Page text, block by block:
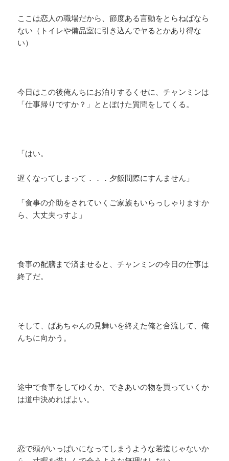
ここは恋人の職場だから、節度ある言動をとらねばなら
ない（トイレや備品室に引き込んでヤるとかあり得な
い）
今日はこの後俺んちにお泊りするくせに、チャンミンは
「仕事帰りですか？」ととぼけた質問をしてくる。
「はい。
遅くなってしまって．．．夕飯間際にすんません」
「食事の介助をされていくご家族もいらっしゃりますか
ら、大丈夫っすよ」
食事の配膳まで済ませると、チャンミンの今日の仕事は
終了だ。
そして、ばあちゃんの見舞いを終えた俺と合流して、俺
んちに向かう。
途中で食事をしてゆくか、できあいの物を買っていくか
は道中決めればよい。
恋で頭がいっぱいになってしまうような若造じゃないか